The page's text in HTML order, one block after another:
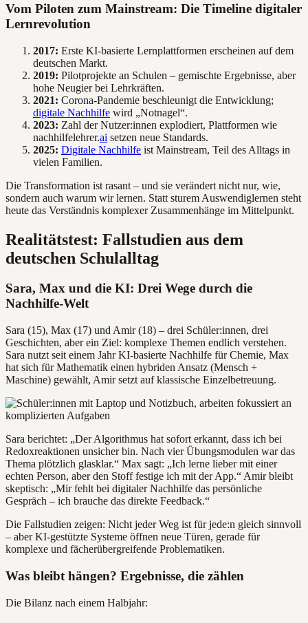
Vom Piloten zum Mainstream: Die Timeline digitaler
Lernrevolution
2017: Erste KI-basierte Lernplattformen erscheinen auf dem
deutschen Markt.
2019: Pilotprojekte an Schulen – gemischte Ergebnisse, aber
hohe Neugier bei Lehrkräften.
2021: Corona-Pandemie beschleunigt die Entwicklung;
digitale Nachhilfe wird „Notnagel“.
2023: Zahl der Nutzer:innen explodiert, Plattformen wie
nachhilfelehrer.ai setzen neue Standards.
2025: Digitale Nachhilfe ist Mainstream, Teil des Alltags in
vielen Familien.
Die Transformation ist rasant – und sie verändert nicht nur, wie,
sondern auch warum wir lernen. Statt sturem Auswendiglernen steht
heute das Verständnis komplexer Zusammenhänge im Mittelpunkt.
Realitätstest: Fallstudien aus dem
deutschen Schulalltag
Sara, Max und die KI: Drei Wege durch die
Nachhilfe-Welt
Sara (15), Max (17) und Amir (18) – drei Schüler:innen, drei
Geschichten, aber ein Ziel: komplexe Themen endlich verstehen.
Sara nutzt seit einem Jahr KI-basierte Nachhilfe für Chemie, Max
hat sich für Mathematik einen hybriden Ansatz (Mensch +
Maschine) gewählt, Amir setzt auf klassische Einzelbetreuung.
Sara berichtet: „Der Algorithmus hat sofort erkannt, dass ich bei
Redoxreaktionen unsicher bin. Nach vier Übungsmodulen war das
Thema plötzlich glasklar.“ Max sagt: „Ich lerne lieber mit einer
echten Person, aber den Stoff festige ich mit der App.“ Amir bleibt
skeptisch: „Mir fehlt bei digitaler Nachhilfe das persönliche
Gespräch – ich brauche das direkte Feedback.“
Die Fallstudien zeigen: Nicht jeder Weg ist für jede:n gleich sinnvoll
– aber KI-gestützte Systeme öffnen neue Türen, gerade für
komplexe und fächerübergreifende Problematiken.
Was bleibt hängen? Ergebnisse, die zählen
Die Bilanz nach einem Halbjahr: